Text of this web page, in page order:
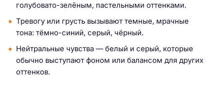
голубовато-зелёным, пастельными оттенками.
Тревогу или грусть вызывают темные, мрачные
тона: тёмно-синий, серый, чёрный.
Нейтральные чувства — белый и серый, которые
обычно выступают фоном или балансом для других
оттенков.